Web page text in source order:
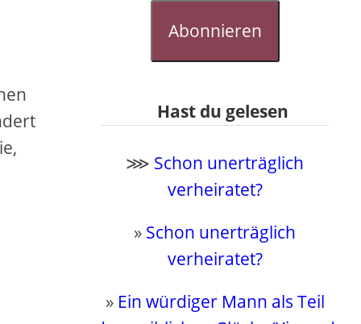
Abonnieren
Hast du gelesen
⋙ Schon unerträglich
verheiratet?
» Schon unerträglich
verheiratet?
» Ein würdiger Mann als Teil